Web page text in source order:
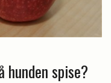
hunden spise?